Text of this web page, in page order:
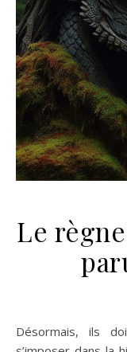
Le
Désormais, ils doivent oeuvrer de concert, afin de